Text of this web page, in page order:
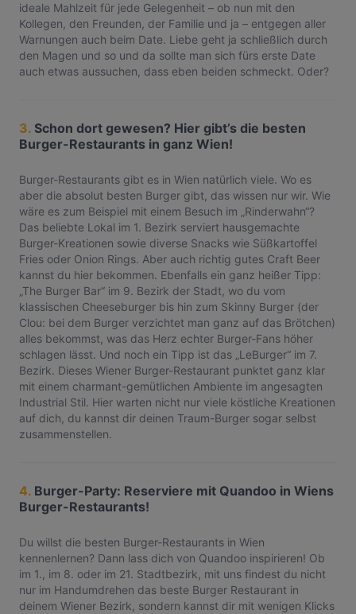
ideale Mahlzeit für jede Gelegenheit – ob nun mit den
Kollegen, den Freunden, der Familie und ja – entgegen aller
Warnungen auch beim Date. Liebe geht ja schließlich durch
den Magen und so und da sollte man sich fürs erste Date
auch etwas aussuchen, dass eben beiden schmeckt. Oder?
3. Schon dort gewesen? Hier gibt’s die besten
Burger-Restaurants in ganz Wien!
Burger-Restaurants gibt es in Wien natürlich viele. Wo es
aber die absolut besten Burger gibt, das wissen nur wir. Wie
wäre es zum Beispiel mit einem Besuch im „Rinderwahn“?
Das beliebte Lokal im 1. Bezirk serviert hausgemachte
Burger-Kreationen sowie diverse Snacks wie Süßkartoffel
Fries oder Onion Rings. Aber auch richtig gutes Craft Beer
kannst du hier bekommen. Ebenfalls ein ganz heißer Tipp:
„The Burger Bar“ im 9. Bezirk der Stadt, wo du vom
klassischen Cheeseburger bis hin zum Skinny Burger (der
Clou: bei dem Burger verzichtet man ganz auf das Brötchen)
alles bekommst, was das Herz echter Burger-Fans höher
schlagen lässt. Und noch ein Tipp ist das „LeBurger“ im 7.
Bezirk. Dieses Wiener Burger-Restaurant punktet ganz klar
mit einem charmant-gemütlichen Ambiente im angesagten
Industrial Stil. Hier warten nicht nur viele köstliche Kreationen
auf dich, du kannst dir deinen Traum-Burger sogar selbst
zusammenstellen.
4. Burger-Party: Reserviere mit Quandoo in Wiens
Burger-Restaurants!
Du willst die besten Burger-Restaurants in Wien
kennenlernen? Dann lass dich von Quandoo inspirieren! Ob
im 1., im 8. oder im 21. Stadtbezirk, mit uns findest du nicht
nur im Handumdrehen das beste Burger Restaurant in
deinem Wiener Bezirk, sondern kannst dir mit wenigen Klicks